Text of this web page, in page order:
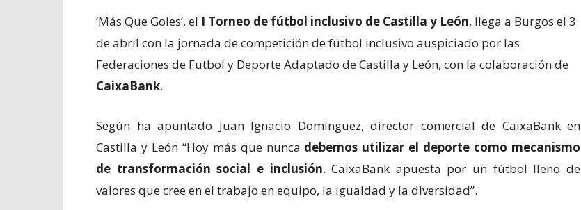
‘Más Que Goles’, el I Torneo de fútbol inclusivo de Castilla y León, llega a Burgos el 3
de abril con la jornada de competición de fútbol inclusivo auspiciado por las
Federaciones de Futbol y Deporte Adaptado de Castilla y León, con la colaboración de
CaixaBank.
Según ha apuntado Juan Ignacio Domínguez, director comercial de CaixaBank en
Castilla y León “Hoy más que nunca debemos utilizar el deporte como mecanismo
de transformación social e inclusión. CaixaBank apuesta por un fútbol lleno de
valores que cree en el trabajo en equipo, la igualdad y la diversidad”.